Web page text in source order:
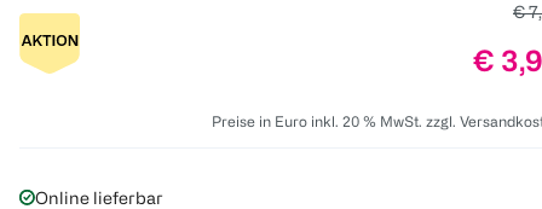
€
€
Preise in Euro inkl. 20 % MwSt. zzgl.
Online lieferbar